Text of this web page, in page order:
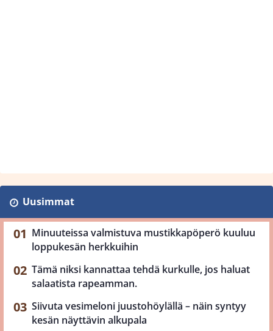
Uusimmat
Minuuteissa valmistuva mustikkapöperö kuuluu
loppukesän herkkuihin
Tämä niksi kannattaa tehdä kurkulle, jos haluat
salaatista rapeamman.
Siivuta vesimeloni juustohöylällä – näin syntyy
kesän näyttävin alkupala